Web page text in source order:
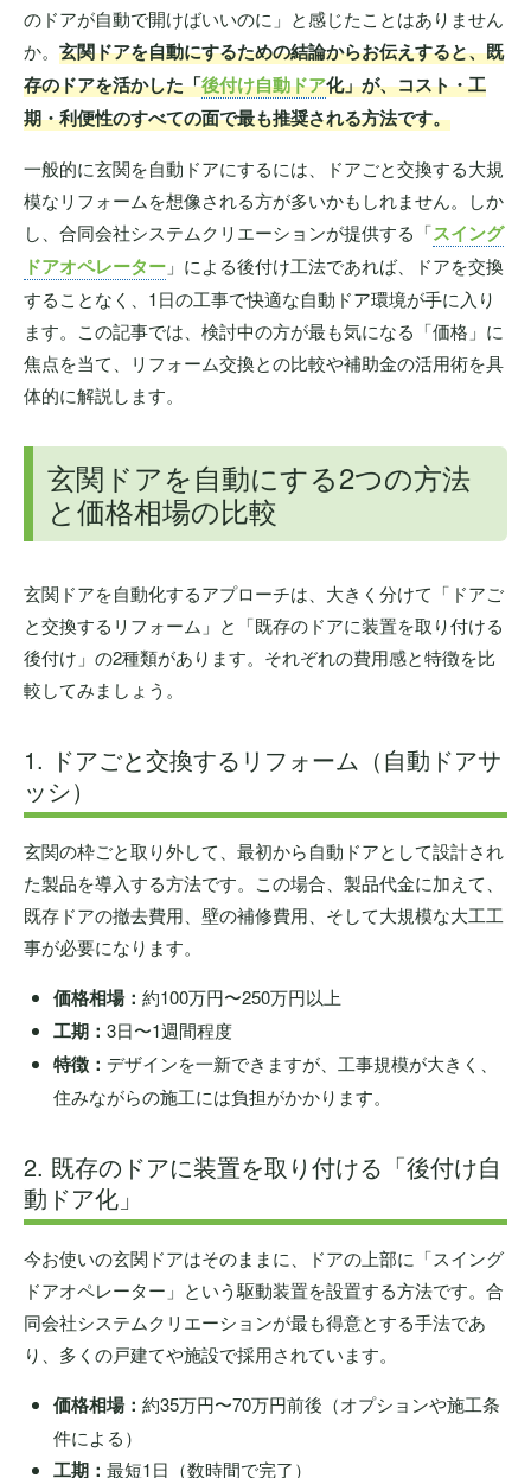
のドアが自動で開けばいいのに」と感じたことはありません
か。 玄関ドアを自動にするための結論からお伝えすると、既
存のドアを活かした「後付け自動ドア化」が、コスト・工
期・利便性のすべての面で最も推奨される方法です。
一般的に玄関を自動ドアにするには、ドアごと交換する大規
模なリフォームを想像される方が多いかもしれません。しか
し、合同会社システムクリエーションが提供する「スイング
ドアオペレーター 」による後付け工法であれば、ドアを交換
することなく、1日の工事で快適な自動ドア環境が手に入り
ます。この記事では、検討中の方が最も気になる「価格」に
焦点を当て、リフォーム交換との比較や補助金の活用術を具
体的に解説します。
玄関ドアを自動にする2つの方法
と価格相場の比較
玄関ドアを自動化するアプローチは、大きく分けて「ドアご
と交換するリフォーム」と「既存のドアに装置を取り付ける
後付け」の2種類があります。それぞれの費用感と特徴を比
較してみましょう。
1. ドアごと交換するリフォーム（自動ドアサ
ッシ）
玄関の枠ごと取り外して、最初から自動ドアとして設計され
た製品を導入する方法です。この場合、製品代金に加えて、
既存ドアの撤去費用、壁の補修費用、そして大規模な大工工
事が必要になります。
価格相場： 約100万円〜250万円以上
工期： 3日〜1週間程度
特徴： デザインを一新できますが、工事規模が大きく、
住みながらの施工には負担がかかります。
2. 既存のドアに装置を取り付ける「後付け自
動ドア化」
今お使いの玄関ドアはそのままに、ドアの上部に「スイング
ドアオペレーター」という駆動装置を設置する方法です。合
同会社システムクリエーションが最も得意とする手法であ
り、多くの戸建てや施設で採用されています。
価格相場： 約35万円〜70万円前後（オプションや施工条
件による）
工期： 最短1日（数時間で完了）